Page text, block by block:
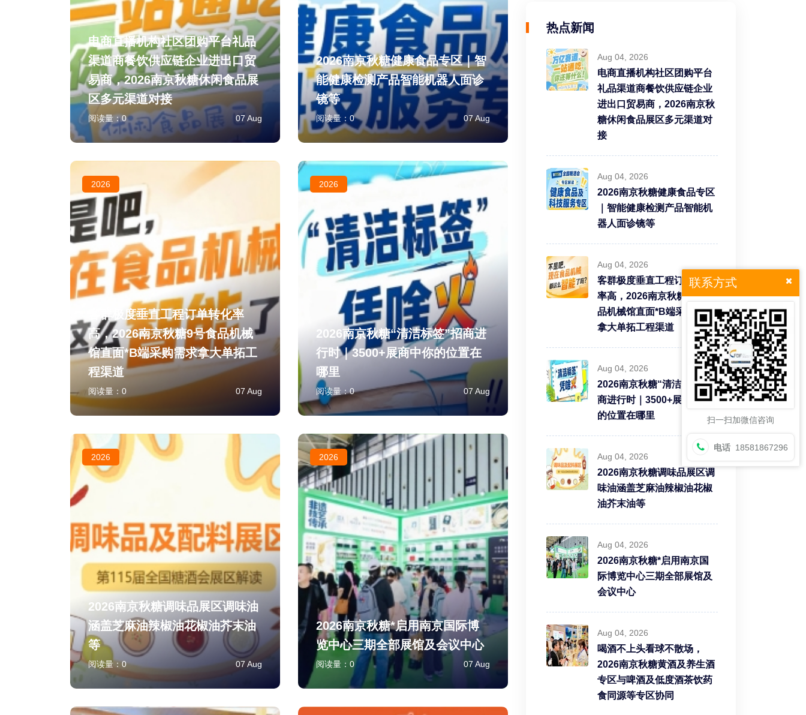
电商直播机构社区团购平台礼品
渠道商餐饮供应链企业进出口贸
易商，2026南京秋糖休闲食品展
区多元渠道对接
阅读量：0 07 Aug
2026南京秋糖健康食品专区｜智
能健康检测产品智能机器人面诊
镜等
阅读量： 0 07 Aug
2026
客群极度垂直工程订单转化率
高，2026南京秋糖9号食品机械
馆直面*B端采购需求拿大单拓工
程渠道
阅读量： 0 07 Aug
2026
2026南京秋糖“清洁标签”招商进
行时｜3500+展商中你的位置在
哪里
阅读量：0 07 Aug
2026
2026南京秋糖调味品展区调味油
涵盖芝麻油辣椒油花椒油芥末油
等
阅读量：0 07 Aug
2026
2026南京秋糖*启用南京国际博
览中心三期全部展馆及会议中心
阅读量： 0 07 Aug
热点新闻
Aug 04, 2026
电商直播机构社区团购平台
礼品渠道商餐饮供应链企业
进出口贸易商，2026南京秋
糖休闲食品展区多元渠道对
接
Aug 04, 2026
2026南京秋糖健康食品专区
｜智能健康检测产品智能机
器人面诊镜等
Aug 04, 2026
客群极度垂直工程订单转化
率高，2026南京秋糖9号食
品机械馆直面*B端采购需求
拿大单拓工程渠道
Aug 04, 2026
2026南京秋糖“清洁标签”招
商进行时｜3500+展商中你
的位置在哪里
Aug 04, 2026
2026南京秋糖调味品展区调
味油涵盖芝麻油辣椒油花椒
油芥末油等
Aug 04, 2026
2026南京秋糖*启用南京国
际博览中心三期全部展馆及
会议中心
Aug 04, 2026
喝酒不上头看球不散场，
2026南京秋糖黄酒及养生酒
专区与啤酒及低度酒茶饮药
食同源等专区协同
联系方式
扫一扫加微信咨询
电话 18581867296